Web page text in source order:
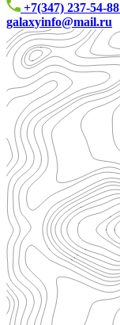
+7(347) 237-54-88
galaxyinfo@mail.ru